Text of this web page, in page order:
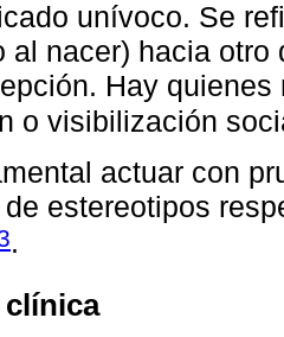
unívoco. Se
al nacer) hacia
Hay
o visibilización
actuar con
estereotipos
.